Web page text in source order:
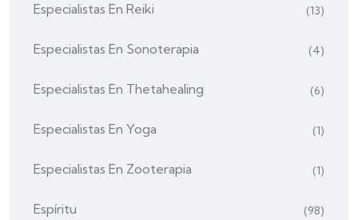
Especialistas En Reiki (13)
Especialistas En Sonoterapia (4)
Especialistas En Thetahealing (6)
Especialistas En Yoga (1)
Especialistas En Zooterapia (1)
Espíritu (98)